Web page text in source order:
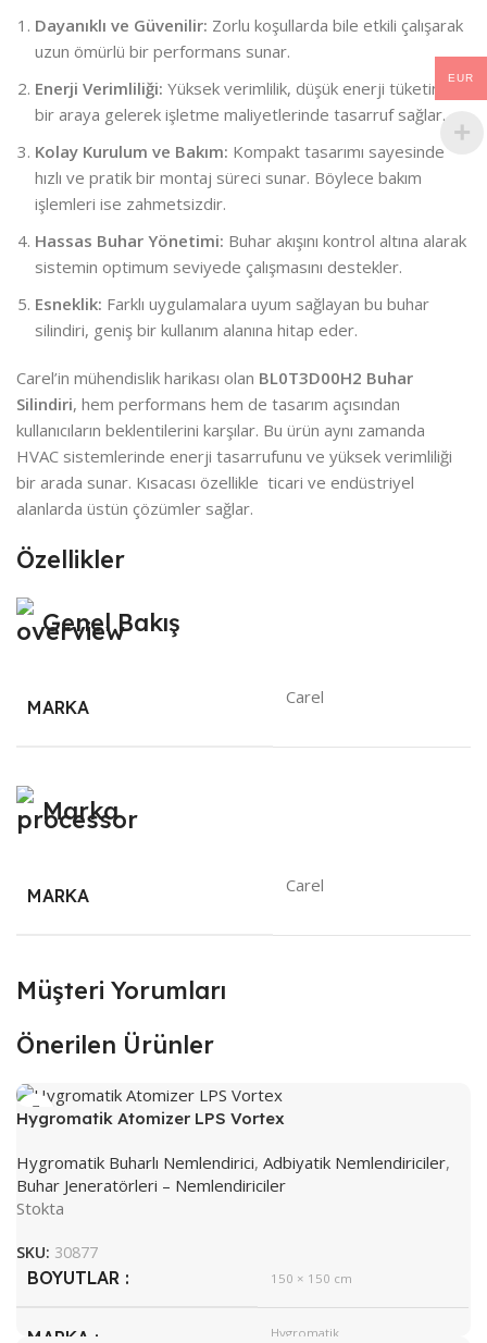
Dayanıklı ve Güvenilir: Zorlu koşullarda bile etkili çalışarak
uzun ömürlü bir performans sunar.
Enerji Verimliliği: Yüksek verimlilik, düşük enerji tüketimiyle
bir araya gelerek işletme maliyetlerinde tasarruf sağlar.
Kolay Kurulum ve Bakım: Kompakt tasarımı sayesinde
hızlı ve pratik bir montaj süreci sunar. Böylece bakım
işlemleri ise zahmetsizdir.
Hassas Buhar Yönetimi: Buhar akışını kontrol altına alarak
sistemin optimum seviyede çalışmasını destekler.
Esneklik: Farklı uygulamalara uyum sağlayan bu buhar
silindiri, geniş bir kullanım alanına hitap eder.
Carel’in mühendislik harikası olan BL0T3D00H2 Buhar
Silindiri, hem performans hem de tasarım açısından
kullanıcıların beklentilerini karşılar. Bu ürün aynı zamanda
HVAC sistemlerinde enerji tasarrufunu ve yüksek verimliliği
bir arada sunar. Kısacası özellikle ticari ve endüstriyel
alanlarda üstün çözümler sağlar.
Özellikler
Genel Bakış
MARKA Carel
Marka
MARKA Carel
Müşteri Yorumları
Önerilen Ürünler
Hygromatik Atomizer LPS Vortex
Hygromatik Buharlı Nemlendirici, Adbiyatik Nemlendiriciler,
Buhar Jeneratörleri – Nemlendiriciler
Stokta
SKU: 30877
BOYUTLAR 150 × 150 cm
MARKA Hygromatik
EUR